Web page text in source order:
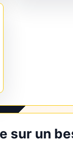
sur un